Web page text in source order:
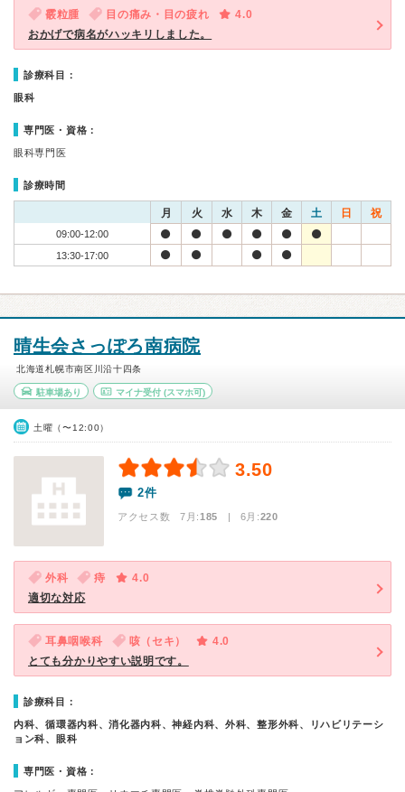
霰粒腫 目の痛み・目の疲れ
4.0
おかげで病名がハッキリしました。
診療科目：
眼科
専門医・資格：
眼科専門医
診療時間
月 火 水 木 金 土 日 祝
09:00-12:00
13:30-17:00
晴生会さっぽろ南病院
北海道札幌市南区川沿十四条
駐車場あり マイナ受付(スマホ可)
土曜（〜12:00）
3.50
2件
アクセス数 7月:185 | 6月:220
外科 痔
4.0
適切な対応
耳鼻咽喉科 咳（セキ）
4.0
とても分かりやすい説明です。
診療科目：
内科、循環器内科、消化器内科、神経内科、外科、整形外科、リハビリテーシ
ョン科、眼科
専門医・資格：